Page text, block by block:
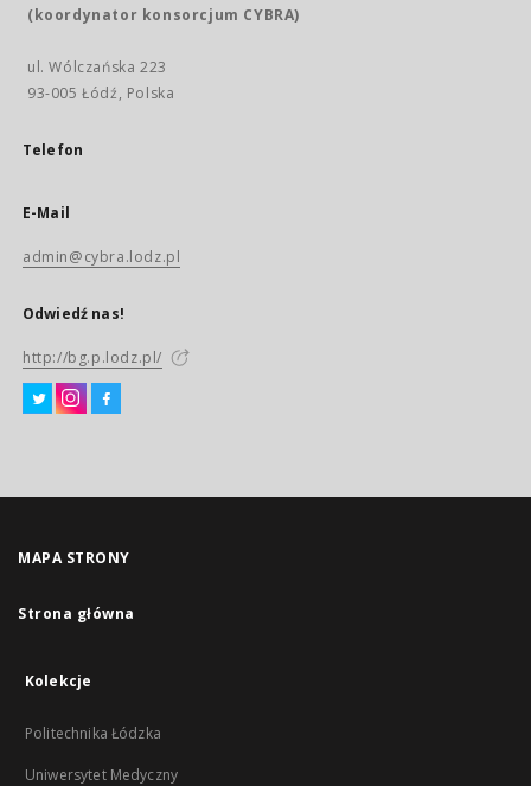
(koordynator konsorcjum CYBRA)
ul. Wólczańska 223
93-005 Łódź, Polska
Telefon
E-Mail
admin@cybra.lodz.pl
Odwiedź nas!
http://bg.p.lodz.pl/
MAPA STRONY
Strona główna
Kolekcje
Politechnika Łódzka
Uniwersytet Medyczny